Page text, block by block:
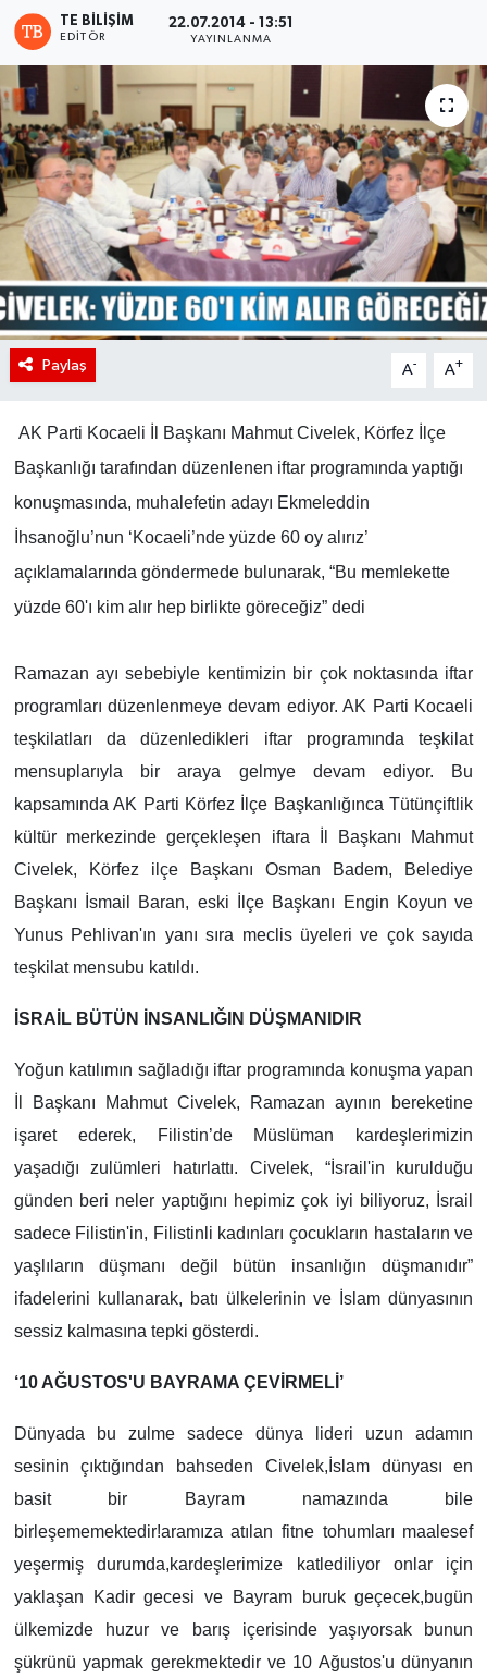
TE BILIŞIM
EDITÖR
22.07.2014 - 13:51
YAYINLANMA
Paylaş A- A+
AK Parti Kocaeli İl Başkanı Mahmut Civelek, Körfez İlçe
Başkanlığı tarafından düzenlenen iftar programında yaptığı
konuşmasında, muhalefetin adayı Ekmeleddin
İhsanoğlu’nun ‘Kocaeli’nde yüzde 60 oy alırız’
açıklamalarında göndermede bulunarak, “Bu memlekette
yüzde 60'ı kim alır hep birlikte göreceğiz” dedi
Ramazan ayı sebebiyle kentimizin bir çok noktasında iftar
programları düzenlenmeye devam ediyor. AK Parti Kocaeli
teşkilatları da düzenledikleri iftar programında teşkilat
mensuplarıyla bir araya gelmye devam ediyor. Bu
kapsamında AK Parti Körfez İlçe Başkanlığınca Tütünçiftlik
kültür merkezinde gerçekleşen iftara İl Başkanı Mahmut
Civelek, Körfez ilçe Başkanı Osman Badem, Belediye
Başkanı İsmail Baran, eski İlçe Başkanı Engin Koyun ve
Yunus Pehlivan'ın yanı sıra meclis üyeleri ve çok sayıda
teşkilat mensubu katıldı.
İSRAİL BÜTÜN İNSANLIĞIN DÜŞMANIDIR
Yoğun katılımın sağladığı iftar programında konuşma yapan
İl Başkanı Mahmut Civelek, Ramazan ayının bereketine
işaret ederek, Filistin’de Müslüman kardeşlerimizin
yaşadığı zulümleri hatırlattı. Civelek, “İsrail'in kurulduğu
günden beri neler yaptığını hepimiz çok iyi biliyoruz, İsrail
sadece Filistin'in, Filistinli kadınları çocukların hastaların ve
yaşlıların düşmanı değil bütün insanlığın düşmanıdır”
ifadelerini kullanarak, batı ülkelerinin ve İslam dünyasının
sessiz kalmasına tepki gösterdi.
‘10 AĞUSTOS'U BAYRAMA ÇEVİRMELİ’
Dünyada bu zulme sadece dünya lideri uzun adamın
sesinin çıktığından bahseden Civelek,İslam dünyası en
basit bir Bayram namazında bile
birleşememektedir!aramıza atılan fitne tohumları maalesef
yeşermiş durumda,kardeşlerimize katlediliyor onlar için
yaklaşan Kadir gecesi ve Bayram buruk geçecek,bugün
ülkemizde huzur ve barış içerisinde yaşıyorsak bunun
şükrünü yapmak gerekmektedir ve 10 Ağustos'u dünyanın